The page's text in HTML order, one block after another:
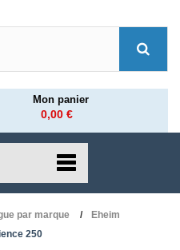
Mon panier
0,00 €
par marque
Eheim
250